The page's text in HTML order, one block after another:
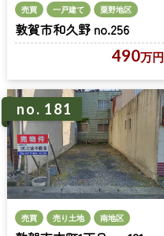
売買 一戸建て 粟野地区
敦賀市和久野 no.256
490万円
no. 181
売買 売り土地 南地区